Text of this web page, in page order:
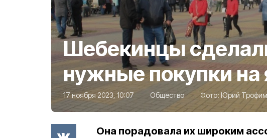
Шебекинцы
нужные покупки на
17 ноября 2023, 10:07 Общество Фото: Юрий
Она порадовала их широким